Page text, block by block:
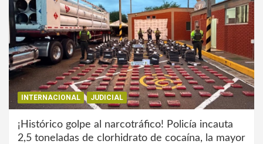
INTERNACIONAL JUDICIAL
¡Histórico golpe al narcotráfico! Policía incauta
2,5 toneladas de clorhidrato de cocaína, la mayor